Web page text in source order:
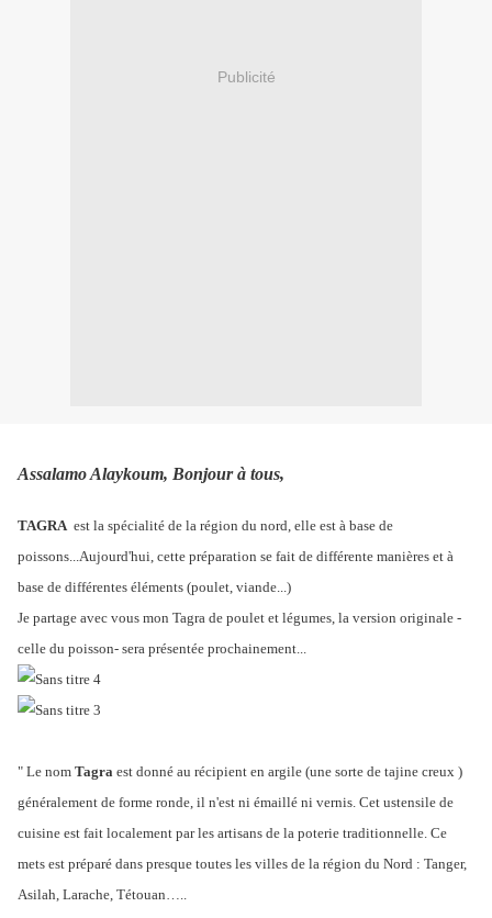
Publicité
Assalamo Alaykoum, Bonjour à tous,
TAGRAest la spécialité de la région du nord, elle est à base de
poissons...Aujourd'hui, cette préparation se fait de différente manières et à
base de différentes éléments (poulet, viande...)
Je partage avec vous mon Tagra de poulet et légumes, la version originale -
celle du poisson- sera présentée prochainement...
" Le nom Tagra est donné au récipient en argile (une sorte de tajine creux )
généralement de forme ronde, il n'est ni émaillé ni vernis. Cet ustensile de
cuisine est fait localement par les artisans de la poterie traditionnelle. Ce
mets est préparé dans presque toutes les villes de la région du Nord : Tanger,
Asilah, Larache, Tétouan…..